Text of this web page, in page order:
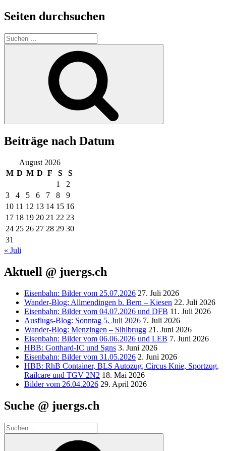
Seiten durchsuchen
Suchen
nach:
Beiträge nach Datum
August 2026
M D M D F S
S
1
2
3
4 5 6 7 8
9
10 11 12 13 14 15 16
17 18 19 20 21 22 23
24 25 26 27 28 29 30
31
« Juli
Aktuell @ juergs.ch
Eisenbahn: Bilder vom 25.07.2026 27. Juli 2026
Wander-Blog: Allmendingen b. Bern – Kiesen 22. Juli 2026
Eisenbahn: Bilder vom 04.07.2026 und DFB 11. Juli 2026
Ausflugs-Blog: Sonntag 5. Juli 2026 7. Juli 2026
Wander-Blog: Menzingen – Sihlbrugg 21. Juni 2026
Eisenbahn: Bilder vom 06.06.2026 und LEB 7. Juni 2026
HBB: Gotthard-IC und Sgns 3. Juni 2026
Eisenbahn: Bilder vom 31.05.2026 2. Juni 2026
HBB: RhB Container, BLS Autozug, Circus Knie, Sportzug,
Railcare und TGV 2N2 18. Mai 2026
Bilder vom 26.04.2026 29. April 2026
Suche @ juergs.ch
Suchen
nach: